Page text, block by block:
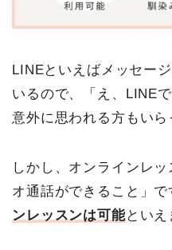
LINEといえばメッセー
いるので、「え、LINE
意外に思われる方もいら
しかし、オンラインレ
オ通話ができること」で
ンレッスンは可能といえ